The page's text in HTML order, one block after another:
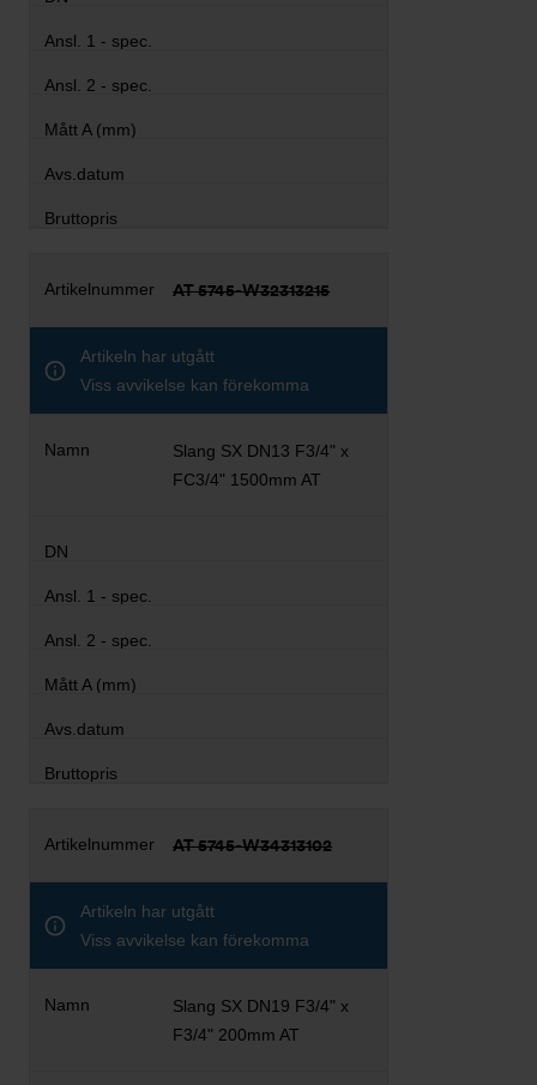
AT 5745-W32313215
Artikeln har utgått
Viss avvikelse kan förekomma
Slang SX DN13 F3/4" x
FC3/4" 1500mm AT
AT 5745-W34313102
Artikeln har utgått
Viss avvikelse kan förekomma
Slang SX DN19 F3/4" x
F3/4" 200mm AT